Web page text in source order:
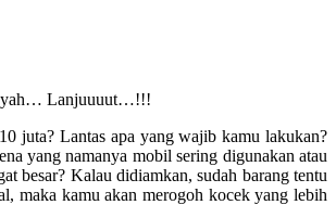
yah… Lanjuuuut…!!!
juta? Lantas apa yang wajib kamu lakukan?
yang namanya mobil sering digunakan atau
besar? Kalau didiamkan, sudah barang tentu
maka kamu akan merogoh kocek yang lebih